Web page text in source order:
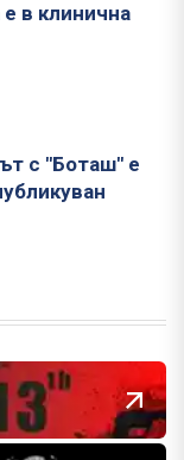
в клинична
с "Боташ" е